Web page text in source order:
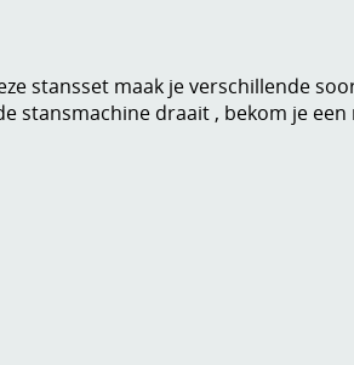
stansset maak je verschillende
stansmachine draait , bekom je